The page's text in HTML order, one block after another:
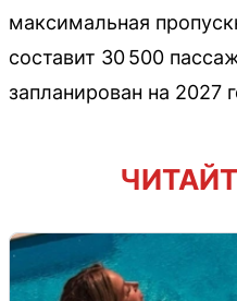
максимальная
составит 30 500
запланирован на 2027